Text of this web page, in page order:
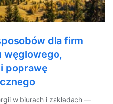
dla firm
węglowego,
poprawę
w biurach i zakładach —